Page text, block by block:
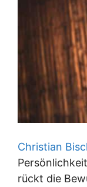
Christian
rückt die